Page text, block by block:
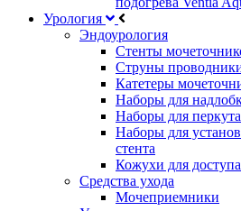
Урология
Эндоурология
Стенты
Струны
Катетеры
Наборы для
Наборы для
Наборы для
стента
Кожухи для
Средства ухода
Мочеприемники